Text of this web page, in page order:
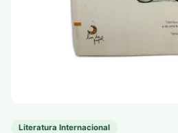
Literatura Internacional